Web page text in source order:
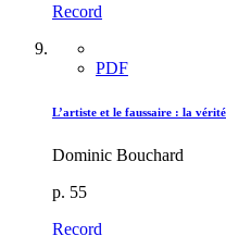
Record
PDF
L’artiste et le faussaire : la
Dominic Bouchard
p. 55
Record